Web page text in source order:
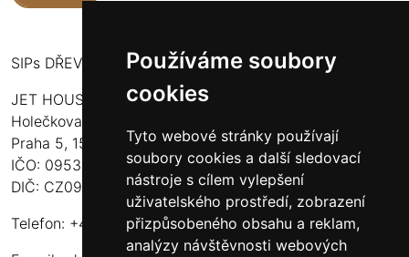
Používáme soubory
cookies
Tyto webové stránky používají
soubory cookies a další sledovací
nástroje s cílem vylepšení
uživatelského prostředí, zobrazení
přizpůsobeného obsahu a reklam,
analýzy návštěvnosti webových
SIPs DŘEVOSTAVBY
JET HOUSE S.R.O.
Holečkova 789/49
Praha 5, 150 00
IČO: 09532935
DIČ: CZ09532935
Telefon: +420 737 107 003